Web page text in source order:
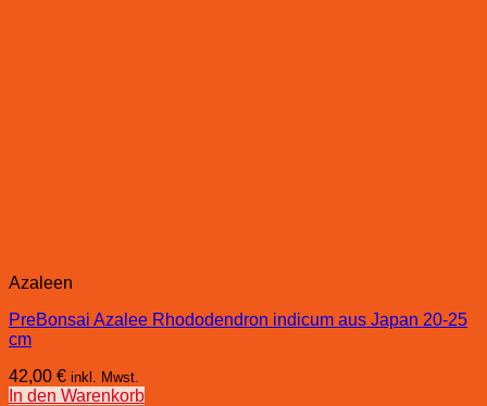
Azaleen
PreBonsai Azalee Rhododendron indicum aus Japan 20-25
cm
42,00 € inkl. Mwst.
In den Warenkorb